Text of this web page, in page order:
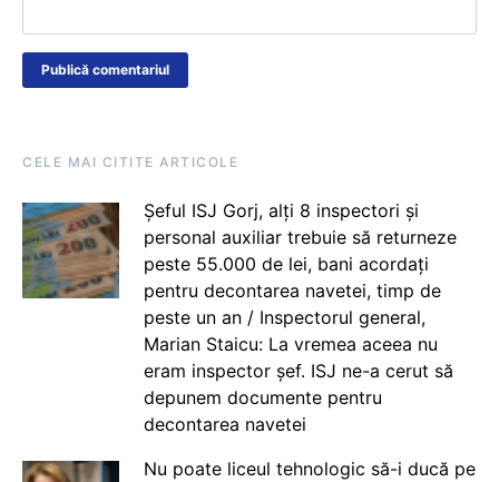
CELE MAI CITITE ARTICOLE
Șeful ISJ Gorj, alți 8 inspectori și
personal auxiliar trebuie să returneze
peste 55.000 de lei, bani acordați
pentru decontarea navetei, timp de
peste un an / Inspectorul general,
Marian Staicu: La vremea aceea nu
eram inspector șef. ISJ ne-a cerut să
depunem documente pentru
decontarea navetei
Nu poate liceul tehnologic să-i ducă pe